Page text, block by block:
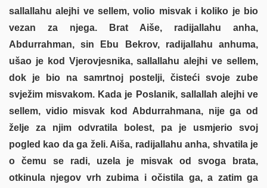
sallallahu alejhi ve sellem, volio misvak i koliko je bio
vezan za njega. Brat Aiše, radijallahu anha,
Abdurrahman, sin Ebu Bekrov, radijallahu anhuma,
ušao je kod Vjerovjesnika, sallallahu alejhi ve sellem,
dok je bio na samrtnoj postelji, čisteći svoje zube
svježim misvakom. Kada je Poslanik, sallallah alejhi ve
sellem, vidio misvak kod Abdurrahmana, nije ga od
želje za njim odvratila bolest, pa je usmjerio svoj
pogled kao da ga želi. Aiša, radijallahu anha, shvatila je
o čemu se radi, uzela je misvak od svoga brata,
otkinula njegov vrh zubima i očistila ga, a zatim ga